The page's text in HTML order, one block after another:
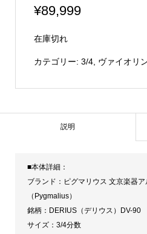
¥89,999
在庫切れ
カテゴリー: 3/4, ヴァイオリ
説明
■本体詳細：
ブランド：ピグマリウス 文京楽器
（Pygmalius）
銘柄：DERIUS（デリウス）DV-90
サイズ：3/4分数